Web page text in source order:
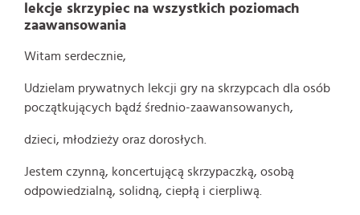
lekcje skrzypiec na wszystkich poziomach
zaawansowania
Witam serdecznie,
Udzielam prywatnych lekcji gry na skrzypcach dla osób
początkujących bądź średnio-zaawansowanych,
dzieci, młodzieży oraz dorosłych.
Jestem czynną, koncertującą skrzypaczką, osobą
odpowiedzialną, solidną, ciepłą i cierpliwą.